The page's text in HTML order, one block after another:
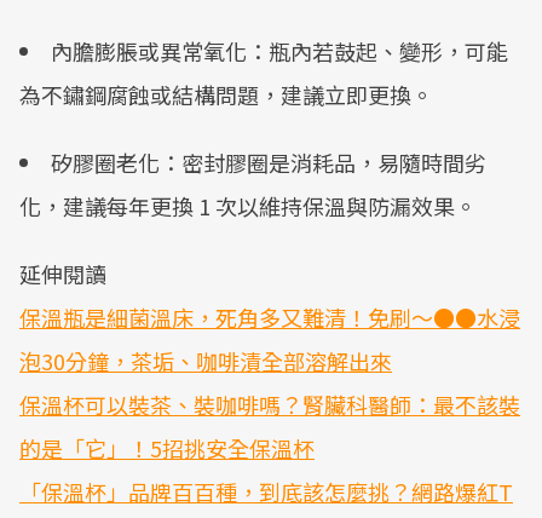
內膽膨脹或異常氧化：瓶內若鼓起、變形，可能
為不鏽鋼腐蝕或結構問題，建議立即更換。
矽膠圈老化：密封膠圈是消耗品，易隨時間劣
化，建議每年更換 1 次以維持保溫與防漏效果。
延伸閱讀
保溫瓶是細菌溫床，死角多又難清！免刷～●●水浸
泡30分鐘，茶垢、咖啡漬全部溶解出來
保溫杯可以裝茶、裝咖啡嗎？腎臟科醫師：最不該裝
的是「它」！5招挑安全保溫杯
「保溫杯」品牌百百種，到底該怎麼挑？網路爆紅T